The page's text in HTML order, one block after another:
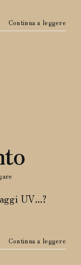
Continua a leggere
UV...?
Continua a leggere